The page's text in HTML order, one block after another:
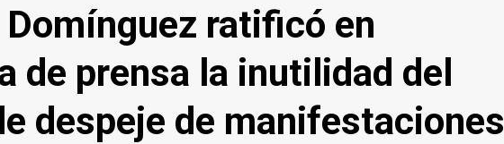
ratificó en
de prensa la inutilidad del
despeje de manifestaciones